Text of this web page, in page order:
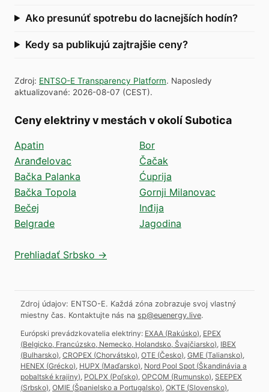
Ako presunúť spotrebu do lacnejších hodín?
Kedy sa publikujú zajtrajšie ceny?
Zdroj: ENTSO-E Transparency Platform. Naposledy
aktualizované: 2026-08-07 (CEST).
Ceny elektriny v mestách v okolí Subotica
Apatin
Aranđelovac
Bačka Palanka
Bačka Topola
Bečej
Belgrade
Bor
Čačak
Ćuprija
Gornji Milanovac
Inđija
Jagodina
Prehliadať Srbsko →
Zdroj údajov: ENTSO-E. Každá zóna zobrazuje svoj vlastný
miestny čas. Kontaktujte nás na sp@euenergy.live.
Európski prevádzkovatelia elektriny: EXAA (Rakúsko) EPEX
(Belgicko, Francúzsko, Nemecko, Holandsko, Švajčiarsko) IBEX
(Bulharsko) CROPEX (Chorvátsko) OTE (Česko) GME (Taliansko)
HENEX (Grécko) HUPX (Maďarsko) Nord Pool Spot (Škandinávia a
pobaltské krajiny) POLPX (Poľsko) OPCOM (Rumunsko) SEEPEX
(Srbsko) OMIE (Španielsko a Portugalsko) OKTE (Slovensko)